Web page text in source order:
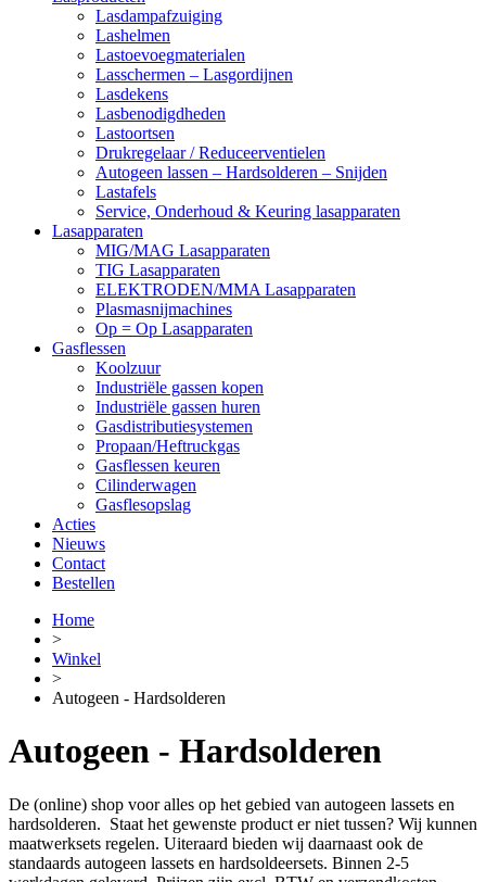
Lasdampafzuiging
Lashelmen
Lastoevoegmaterialen
Lasschermen – Lasgordijnen
Lasdekens
Lasbenodigdheden
Lastoortsen
Drukregelaar / Reduceerventielen
Autogeen lassen – Hardsolderen – Snijden
Lastafels
Service, Onderhoud & Keuring lasapparaten
Lasapparaten
MIG/MAG Lasapparaten
TIG Lasapparaten
ELEKTRODEN/MMA Lasapparaten
Plasmasnijmachines
Op = Op Lasapparaten
Gasflessen
Koolzuur
Industriële gassen kopen
Industriële gassen huren
Gasdistributiesystemen
Propaan/Heftruckgas
Gasflessen keuren
Cilinderwagen
Gasflesopslag
Acties
Nieuws
Contact
Bestellen
Home
>
Winkel
>
Autogeen - Hardsolderen
Autogeen - Hardsolderen
De (online) shop voor alles op het gebied van autogeen lassets en
hardsolderen. Staat het gewenste product er niet tussen? Wij kunnen
maatwerksets regelen. Uiteraard bieden wij daarnaast ook de
standaards autogeen lassets en hardsoldeersets. Binnen 2-5